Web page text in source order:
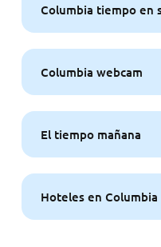
Columbia tiempo en
Columbia webcam
El tiempo mañana
Hoteles en Columbia